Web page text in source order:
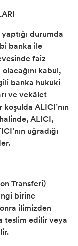
durumda
banka ile
faiz
kabul,
banka hukuki
ve vekâlet
ALICI’nın
ALICI,
uğradığı
Transferi)
birine
ilimizden
teslim edilir veya